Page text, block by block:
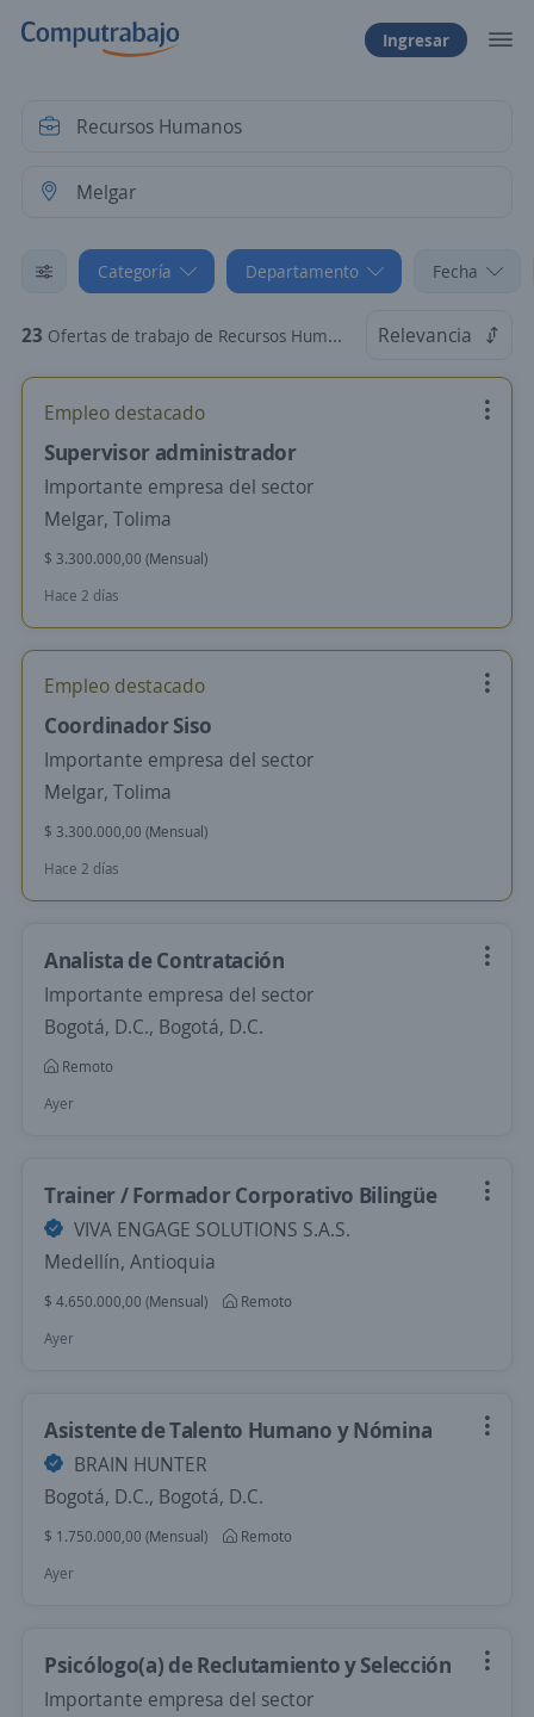
Ingresar
Categoría Departamento Fecha
23 Ofertas de trabajo de Recursos Humanos en Melgar, Tolima Relevancia
Empleo destacado
Supervisor administrador
Importante empresa del sector
Melgar, Tolima
$ 3.300.000,00 (Mensual)
Hace 2 días
Empleo destacado
Coordinador Siso
Importante empresa del sector
Melgar, Tolima
$ 3.300.000,00 (Mensual)
Hace 2 días
Analista de Contratación
Importante empresa del sector
Bogotá, D.C., Bogotá, D.C.
Remoto
Ayer
Trainer / Formador Corporativo Bilingüe
VIVA ENGAGE SOLUTIONS S.A.S.
Medellín, Antioquia
$ 4.650.000,00 (Mensual)
Remoto
Ayer
Asistente de Talento Humano y Nómina
BRAIN HUNTER
Bogotá, D.C., Bogotá, D.C.
$ 1.750.000,00 (Mensual)
Remoto
Ayer
Psicólogo(a) de Reclutamiento y Selección
Importante empresa del sector